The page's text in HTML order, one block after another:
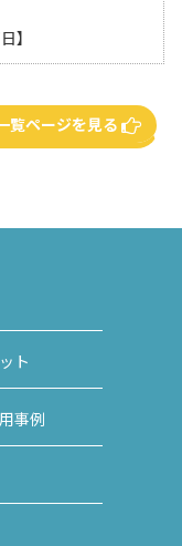
】
覧ページを見る
ト
事例